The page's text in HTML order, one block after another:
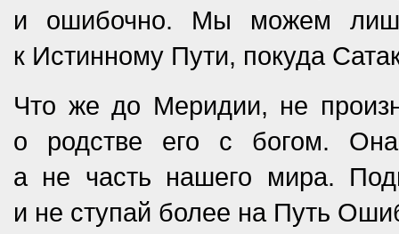
и ошибочно. Мы можем
к Истинному Пути, покуда
Что же до Меридии, не
о родстве его с богом.
а не часть нашего мира.
и не ступай более на Путь